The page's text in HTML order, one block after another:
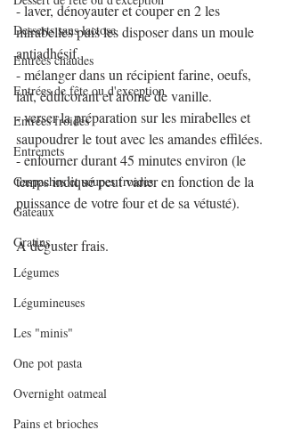
Desserts sans lactose
Entrées chaudes
Entrées de fête ou d'exception
Entrées froides
Entremets
Gaspachos et soupes froides
Gâteaux
Gratins
Légumes
Légumineuses
Les "minis"
One pot pasta
Overnight oatmeal
Pains et brioches
- laver, dénoyauter et couper en 2 les
mirabelles puis les disposer dans un moule
antiadhésif.
- mélanger dans un récipient farine, oeufs,
lait, édulcorant et arôme de vanille.
- verser la préparation sur les mirabelles et
saupoudrer le tout avec les amandes effilées.
- enfourner durant 45 minutes environ (le
temps indiqué peut varier en fonction de la
puissance de votre four et de sa vétusté).
A déguster frais.